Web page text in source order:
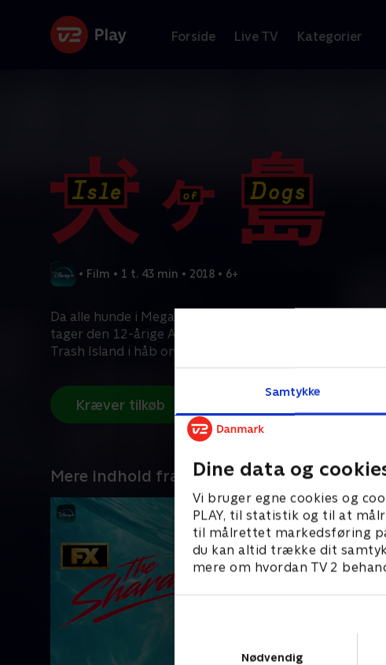
Samtykke
Dine data og
Vi bruger egne cookies og
PLAY, til statistik og til at
til målrettet markedsføring
du kan altid trække dit
mere om hvordan TV 2
Nødvendig
Forside Live TV Kategorier
• Film • 1 t. 43 min • 2018 • 6+
Da alle hunde i MegasakiCity en dag sendes på
tager den 12-årige Atari sagen i egen hånd og begiver
Trash Island i håb om at finde sin vagthund Spots.
Kræver tilkøb
Mere indhold fra Disney+